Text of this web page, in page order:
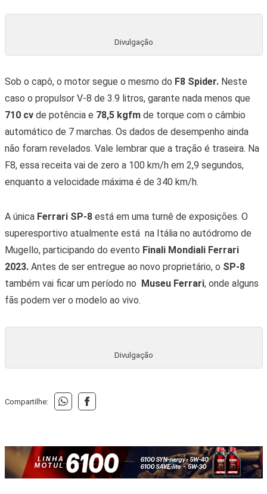
Divulgação
Sob o capô, o motor segue o mesmo do F8 Spider.Neste
caso o propulsor V-8 de 3.9 litros, garante nada menos que
710 cv de potência e 78,5 kgfmde torque com o câmbio
automático de 7 marchas. Os dados de desempenho ainda
não foram revelados. Vale lembrar que a tração é traseira. Na
F8, essa receita vai de zero a 100 km/h em 2,9 segundos,
enquanto a velocidade máxima é de 340 km/h.
A única Ferrari SP-8está em uma turnê de exposições. O
superesportivo atualmente está na Itália no autódromo de
Mugello, participando do evento Finali Mondiali Ferrari
2023.Antes de ser entregue ao novo proprietário, o SP-8
também vai ficar um período no Museu Ferrari, onde alguns
fãs podem ver o modelo ao vivo.
Divulgação
Compartilhe: